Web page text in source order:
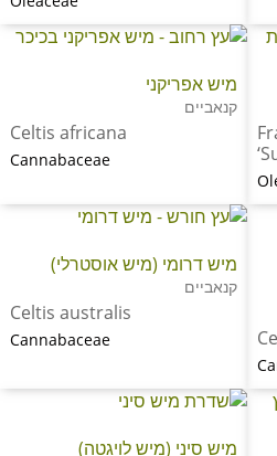
מיש אפריקני
קנאביים
Celtis africana
Cannabaceae
מיש דרומי (מיש אוסטרלי)
קנאביים
Celtis australis
Cannabaceae
מיש סיני (מיש לויגטה)